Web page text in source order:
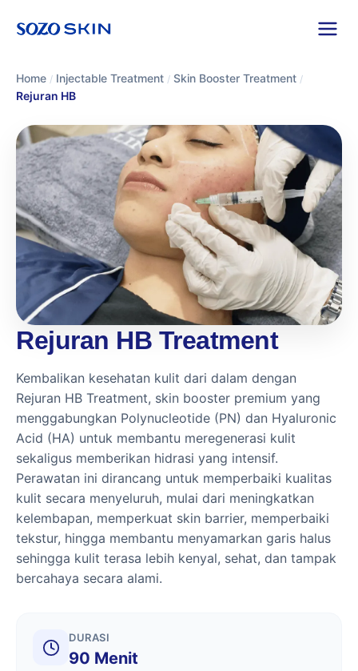
Home / Injectable Treatment / Skin Booster Treatment /
Rejuran HB
Rejuran HB Treatment
Kembalikan kesehatan kulit dari dalam dengan
Rejuran HB Treatment, skin booster premium yang
menggabungkan Polynucleotide (PN) dan Hyaluronic
Acid (HA) untuk membantu meregenerasi kulit
sekaligus memberikan hidrasi yang intensif.
Perawatan ini dirancang untuk memperbaiki kualitas
kulit secara menyeluruh, mulai dari meningkatkan
kelembapan, memperkuat skin barrier, memperbaiki
tekstur, hingga membantu menyamarkan garis halus
sehingga kulit terasa lebih kenyal, sehat, dan tampak
bercahaya secara alami.
DURASI
90 Menit